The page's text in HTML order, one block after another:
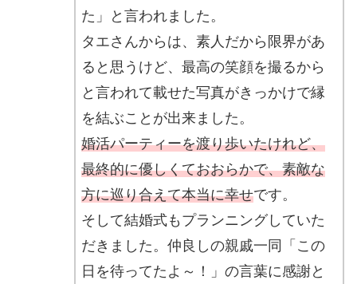
た」と言われました。
タエさんからは、素人だから限界があ
ると思うけど、最高の笑顔を撮るから
と言われて載せた写真がきっかけで縁
を結ぶことが出来ました。
婚活パーティーを渡り歩いたけれど、
最終的に優しくておおらかで、素敵な
方に巡り合えて本当に幸せです。
そして結婚式もプランニングしていた
だきました。仲良しの親戚一同「この
日を待ってたよ～！」の言葉に感謝と